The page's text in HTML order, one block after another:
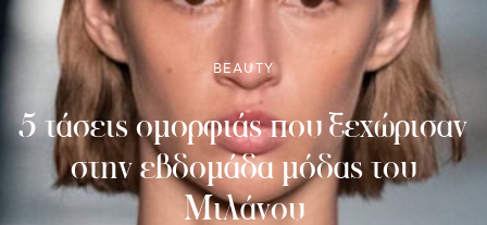
BEAUTY
5 τάσεις ομορφιάς που ξεχώρισαν
στην εβδομάδα μόδας του
Μιλάνου